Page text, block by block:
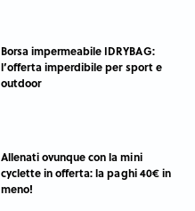
Borsa impermeabile IDRYBAG:
l’offerta imperdibile per sport e
outdoor
Allenati ovunque con la mini
cyclette in offerta: la paghi 40€ in
meno!